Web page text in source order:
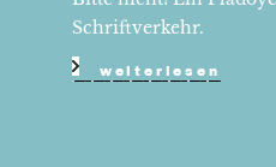
Schriftverkehr.
weiterlesen